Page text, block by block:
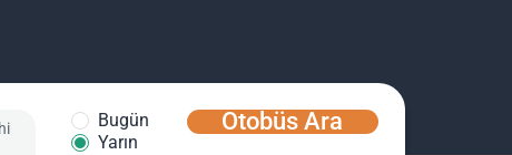
Bugün
Yarın
Otobüs Ara